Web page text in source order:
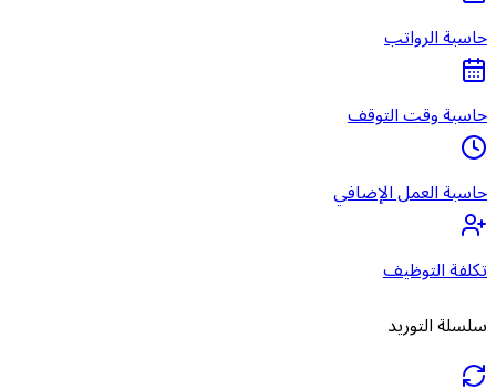
حاسبة الرواتب
حاسبة وقت التوقف
حاسبة العمل الإضافي
تكلفة التوظيف
سلسلة التوريد